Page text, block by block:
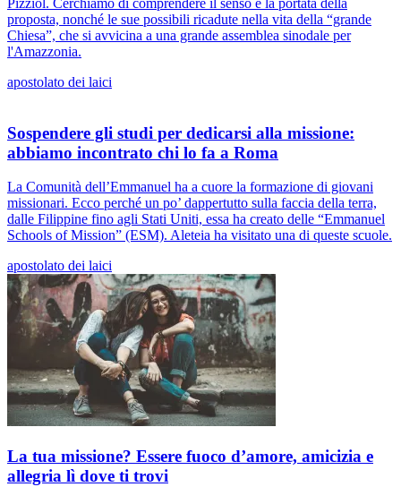
Pizziol. Cerchiamo di comprendere il senso e la portata della
proposta, nonché le sue possibili ricadute nella vita della “grande
Chiesa”, che si avvicina a una grande assemblea sinodale per
l'Amazzonia.
apostolato dei laici
Sospendere gli studi per dedicarsi alla missione:
abbiamo incontrato chi lo fa a Roma
La Comunità dell’Emmanuel ha a cuore la formazione di giovani
missionari. Ecco perché un po’ dappertutto sulla faccia della terra,
dalle Filippine fino agli Stati Uniti, essa ha creato delle “Emmanuel
Schools of Mission” (ESM). Aleteia ha visitato una di queste scuole.
apostolato dei laici
La tua missione? Essere fuoco d’amore, amicizia e
allegria lì dove ti trovi